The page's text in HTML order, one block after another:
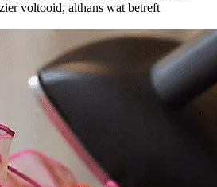
voltooid, althans wat betreft